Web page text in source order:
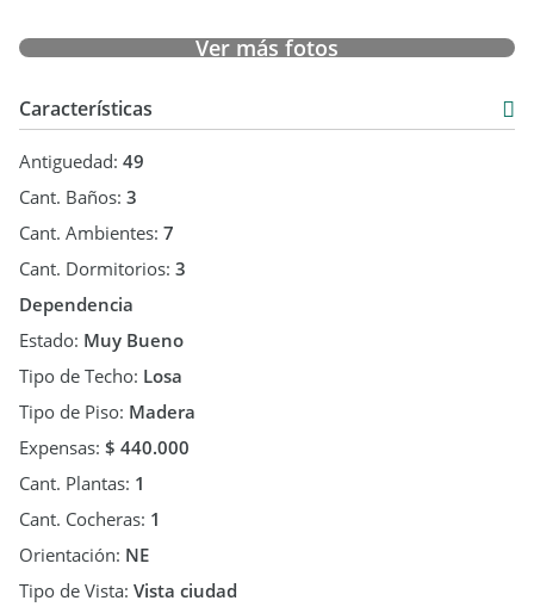
Ver más fotos
Características
Antiguedad: 49
Cant. Baños: 3
Cant. Ambientes: 7
Cant. Dormitorios: 3
Dependencia
Estado: Muy Bueno
Tipo de Techo: Losa
Tipo de Piso: Madera
Expensas: $ 440.000
Cant. Plantas: 1
Cant. Cocheras: 1
Orientación: NE
Tipo de Vista: Vista ciudad